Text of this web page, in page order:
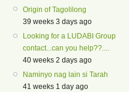
Origin of Tagolilong
39 weeks 3 days ago
Looking for a LUDABI Group
contact...can you help??....
40 weeks 2 days ago
Naminyo nag lain si Tarah
41 weeks 1 day ago